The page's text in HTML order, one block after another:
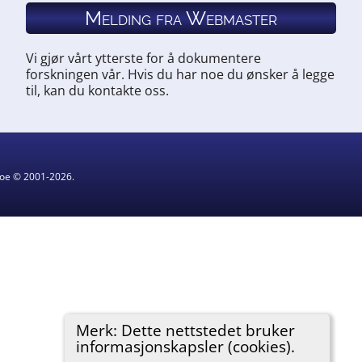
Merk: Dette nettstedet bruker
informasjonskapsler (cookies).
Melding fra Webmaster
Vi gjør vårt ytterste for å dokumentere
forskningen vår. Hvis du har noe du ønsker å legge
til, kan du kontakte oss.
© 2001-2026.